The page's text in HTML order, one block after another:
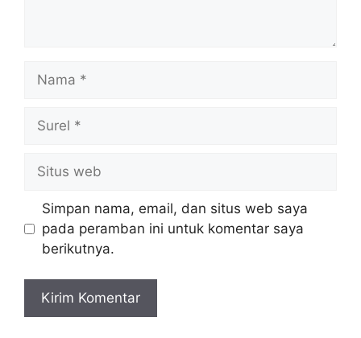
web
Simpan nama, email, dan situs web saya
pada peramban ini untuk komentar saya
berikutnya.